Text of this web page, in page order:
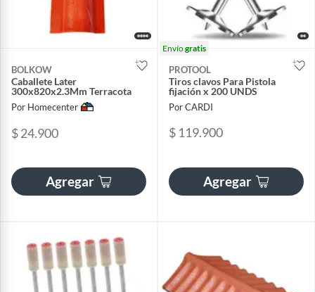
BOLKOW
Caballete Later
300x820x2.3Mm Terracota
Por Homecenter
$ 24.900
Agregar
Envíogratis
PROTOOL
Tiros clavos Para Pistola
fijación x 200 UNDS
Por CARDI
$ 119.900
Agregar